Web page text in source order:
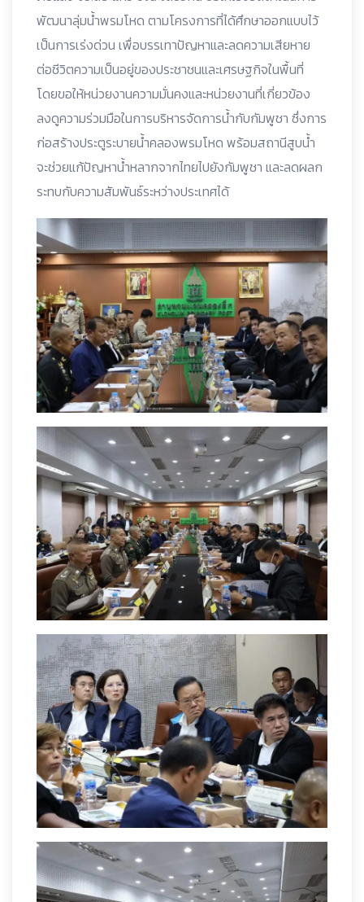
พัฒนาลุ่มน้ำพรมโหด ตามโครงการที่ได้ศึกษาออกแบบไว้
เป็นการเร่งด่วน เพื่อบรรเทาปัญหาและลดความเสียหาย
ต่อชีวิตความเป็นอยู่ของประชาชนและเศรษฐกิจในพื้นที่
โดยขอให้หน่วยงานความมั่นคงและหน่วยงานที่เกี่ยวข้อง
ลงดูความร่วมมือในการบริหารจัดการน้ำกับกัมพูชา ซึ่งการ
ก่อสร้างประตูระบายน้ำคลองพรมโหด พร้อมสถานีสูบน้ำ
จะช่วยแก้ปัญหาน้ำหลากจากไทยไปยังกัมพูชา และลดผลก
ระทบกับความสัมพันธ์ระหว่างประเทศได้